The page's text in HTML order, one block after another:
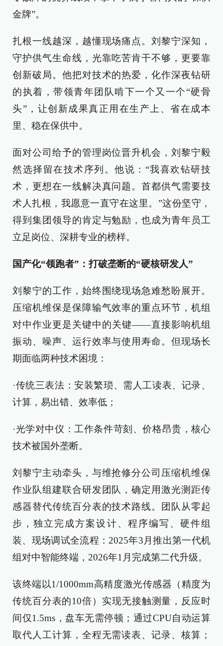
金牌”。
扎根一线越深，越懂现场痛点。刘黎宁深知，
守护供气生命线，光靠吃苦肯干不够，更要靠
创新破局。他把对技术的热爱，化作深夜钻研
的执着，带领青年团队啃下一个又一个“硬骨
头”，让创新成果真正用在生产上、省在成本
里、稳在保供中。
面对公司给予的管理岗位晋升机会，刘黎宁毅
然选择留在技术序列。他说：“我喜欢钻研技
术，更想在一线解决真问题。首都供气需要技
术人扎根，我愿意一直守在这里。”这份坚守，
得到集团领导的肯定与勉励，也成为青年员工
立足岗位、深耕专业的榜样。
国产化“领跑者”：打破垄断的“硬核研发人”
刘黎宁的工作，始终围绕现场急难愁盼展开。
压缩机维保是保障输气效率的重点环节，机组
对中作业更是关键中的关键——直接影响机组
振动、噪声、运行效率与使用寿命。但现场长
期面临两种技术困境：
·传统三表法：安装繁琐、需人工读表、记录、
计算，易出错、效率低；
·光学对中仪：工作条件苛刻、价格昂贵，核心
技术被国外垄断。
刘黎宁主动牵头，与维抢修分公司压缩机维保
作业队组建联合研发团队，确定用激光测距传
感器替代传统百分表的技术路线。团队从零起
步，独立完成方案设计、程序编写、硬件组
装、现场调试全流程：2025年3月推出第一代机
组对中智能终端，2026年1月完成第二代升级。
该终端以1/1000mm高精度激光传感器（精度为
传统百分表的10倍）实现无接触测量，反应时
间仅1.5ms，盘车无需停顿；通过CPU自动运算
取代人工计算，全程无需读表、记录、核算；